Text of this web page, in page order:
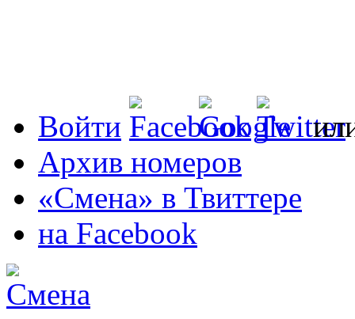
Войти
Архив номеров
«Смена» в Твиттере
на Facebook